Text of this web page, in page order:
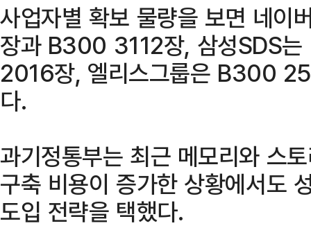
사업자별 확보 물량을 보면 네이
장과 B300 3112장, 삼성SDS
2016장, 엘리스그룹은 B300
다.
과기정통부는 최근 메모리와 스
구축 비용이 증가한 상황에서도
도입 전략을 택했다.